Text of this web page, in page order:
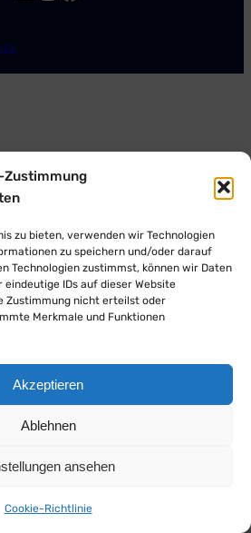
Zustimmung
zu bieten, verwenden wir Technologien
zu speichern und/oder darauf
Technologien zustimmst, können wir Daten
IDs auf dieser Website
Zustimmung nicht erteilst oder
Merkmale und Funktionen
Akzeptieren
Ablehnen
ansehen
Cookie-Richtlinie